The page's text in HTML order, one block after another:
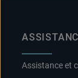
Assistance et